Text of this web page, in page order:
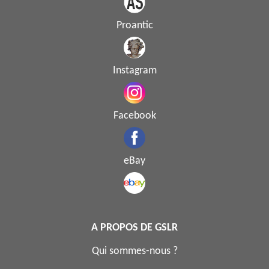
Proantic
Instagram
Facebook
eBay
A PROPOS DE GSLR
Qui sommes-nous ?